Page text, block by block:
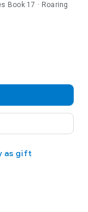
Book 17 · Roaring
as gift